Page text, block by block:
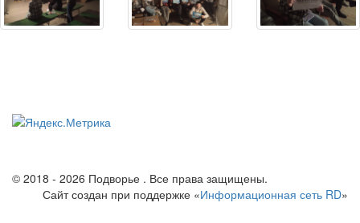
© 2018 - 2026 Подворье . Все права защищены.
Сайт создан при поддержке «Информационная сеть RD»